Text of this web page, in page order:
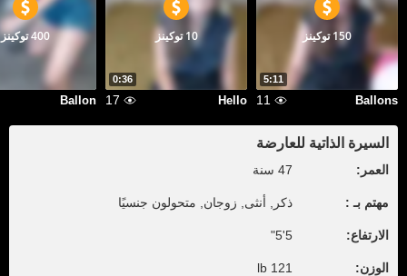
5:11
150 توكينز
Ballons
11
0:36
10 توكينز
Hello
17
400 توكينز
Ballon
السيرة الذاتية للعارضة
العمر: 47 سنة
مهتم بـ : ذكر, أنثى, زوجان, متحولون جنسيًا
الارتفاع: 5'5"
الوزن: 121 lb